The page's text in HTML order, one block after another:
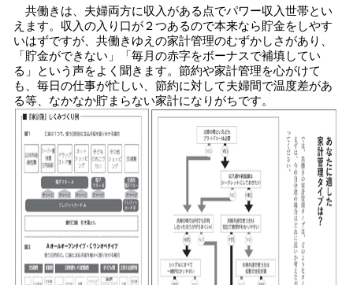
共働きは、夫婦両方に収入がある点でパワー収入世帯とい
えます。収入の入り口が２つあるので本来なら貯金をしやす
いはずですが、共働きゆえの家計管理のむずかしさがあり、
「貯金ができない」「毎月の赤字をボーナスで補填してい
る」という声をよく聞きます。節約や家計管理を心がけて
も、毎日の仕事が忙しい、節約に対して夫婦間で温度差があ
る等、なかなか貯まらない家計になりがちです。